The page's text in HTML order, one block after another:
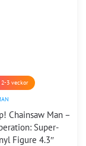
2-3 veckor
Chainsaw Man –
Super-
Figure 4.3″